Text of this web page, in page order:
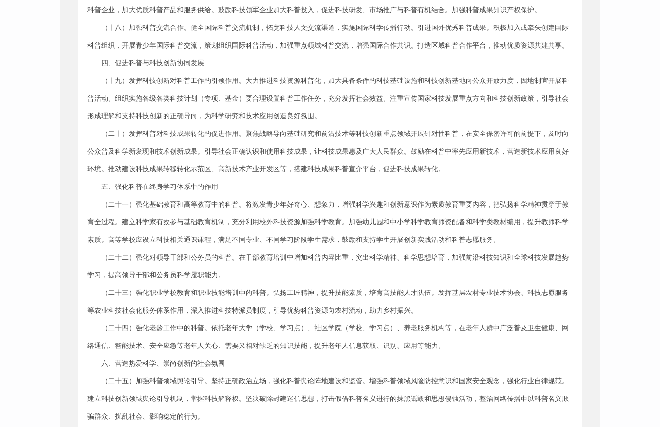
科普企业，加大优质科普产品和服务供给。鼓励科技领军企业加大科普投入，促进科技研发、市场推广与科普有机结合。加强科普成果知识产权保护。
（十八）加强科普交流合作。健全国际科普交流机制，拓宽科技人文交流渠道，实施国际科学传播行动。引进国外优秀科普成果。积极加入或牵头创建国际
科普组织，开展青少年国际科普交流，策划组织国际科普活动，加强重点领域科普交流，增强国际合作共识。打造区域科普合作平台，推动优质资源共建共享。
四、促进科普与科技创新协同发展
（十九）发挥科技创新对科普工作的引领作用。大力推进科技资源科普化，加大具备条件的科技基础设施和科技创新基地向公众开放力度，因地制宜开展科
普活动。组织实施各级各类科技计划（专项、基金）要合理设置科普工作任务，充分发挥社会效益。注重宣传国家科技发展重点方向和科技创新政策，引导社会
形成理解和支持科技创新的正确导向，为科学研究和技术应用创造良好氛围。
（二十）发挥科普对科技成果转化的促进作用。聚焦战略导向基础研究和前沿技术等科技创新重点领域开展针对性科普，在安全保密许可的前提下，及时向
公众普及科学新发现和技术创新成果。引导社会正确认识和使用科技成果，让科技成果惠及广大人民群众。鼓励在科普中率先应用新技术，营造新技术应用良好
环境。推动建设科技成果转移转化示范区、高新技术产业开发区等，搭建科技成果科普宣介平台，促进科技成果转化。
五、强化科普在终身学习体系中的作用
（二十一）强化基础教育和高等教育中的科普。将激发青少年好奇心、想象力，增强科学兴趣和创新意识作为素质教育重要内容，把弘扬科学精神贯穿于教
育全过程。建立科学家有效参与基础教育机制，充分利用校外科技资源加强科学教育。加强幼儿园和中小学科学教育师资配备和科学类教材编用，提升教师科学
素质。高等学校应设立科技相关通识课程，满足不同专业、不同学习阶段学生需求，鼓励和支持学生开展创新实践活动和科普志愿服务。
（二十二）强化对领导干部和公务员的科普。在干部教育培训中增加科普内容比重，突出科学精神、科学思想培育，加强前沿科技知识和全球科技发展趋势
学习，提高领导干部和公务员科学履职能力。
（二十三）强化职业学校教育和职业技能培训中的科普。弘扬工匠精神，提升技能素质，培育高技能人才队伍。发挥基层农村专业技术协会、科技志愿服务
等农业科技社会化服务体系作用，深入推进科技特派员制度，引导优势科普资源向农村流动，助力乡村振兴。
（二十四）强化老龄工作中的科普。依托老年大学（学校、学习点）、社区学院（学校、学习点）、养老服务机构等，在老年人群中广泛普及卫生健康、网
络通信、智能技术、安全应急等老年人关心、需要又相对缺乏的知识技能，提升老年人信息获取、识别、应用等能力。
六、营造热爱科学、崇尚创新的社会氛围
（二十五）加强科普领域舆论引导。坚持正确政治立场，强化科普舆论阵地建设和监管。增强科普领域风险防控意识和国家安全观念，强化行业自律规范。
建立科技创新领域舆论引导机制，掌握科技解释权。坚决破除封建迷信思想，打击假借科普名义进行的抹黑诋毁和思想侵蚀活动，整治网络传播中以科普名义欺
骗群众、扰乱社会、影响稳定的行为。